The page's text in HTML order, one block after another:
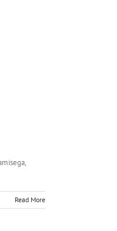
Read More